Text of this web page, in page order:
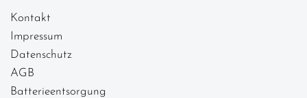
Kontakt
Impressum
Datenschutz
AGB
Batterieentsorgung